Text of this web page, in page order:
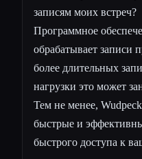
записям моих встреч?
Программное
обрабатывает записи
более длительных
нагрузки это может
Тем не менее,
быстрые и
быстрого доступа к